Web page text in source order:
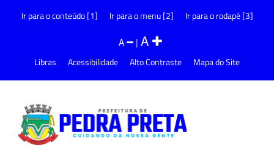
Ir para o conteúdo [1] Ir para o menu [2] Ir para o rodapé [3]
A |A
Libras Acessibilidade Alto Contraste Mapa do Site